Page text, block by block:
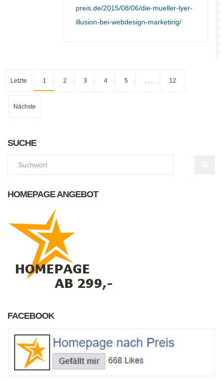
preis.de/2015/08/06/die-mueller-lyer-
illusion-bei-webdesign-marketing/
Letzte 1 2 3 4 5 12
Nächste
SUCHE
HOMEPAGE ANGEBOT
FACEBOOK